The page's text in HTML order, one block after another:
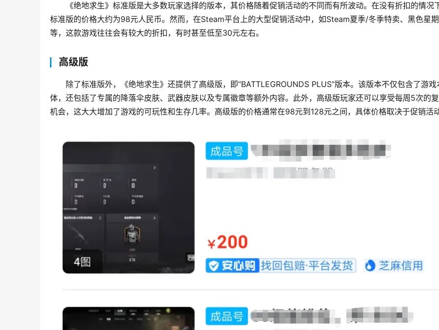
《绝地求生》标准版是大多数玩家选择的版本，其价格随着促销活动的不同而有所波动。在没有折扣的情况下
标准版的价格大约为98元人民币。然而，在Steam平台上的大型促销活动中，如Steam夏季/冬季特卖、黑色星
等，这款游戏往往会有较大的折扣，有时甚至低至30元左右。
高级版
除了标准版外，《绝地求生》还提供了高级版，即“BATTLEGROUNDS PLUS”版本。该版本不仅包含了游戏
体，还包括了专属的降落伞皮肤、武器皮肤以及专属徽章等额外内容。此外，高级版玩家还可以享受每周5次的
机会，这大大增加了游戏的可玩性和生存几率。高级版的价格通常在98元到128元之间，具体价格取决于促销活动